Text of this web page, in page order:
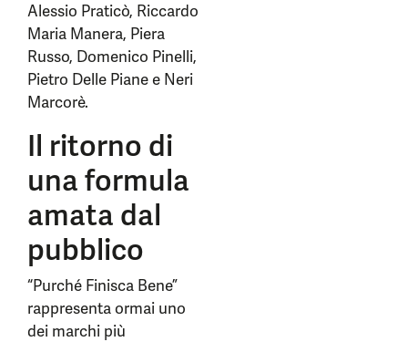
Alessio Praticò, Riccardo
Maria Manera, Piera
Russo, Domenico Pinelli,
Pietro Delle Piane e Neri
Marcorè.
Il ritorno di
una formula
amata dal
pubblico
“Purché Finisca Bene”
rappresenta ormai uno
dei marchi più